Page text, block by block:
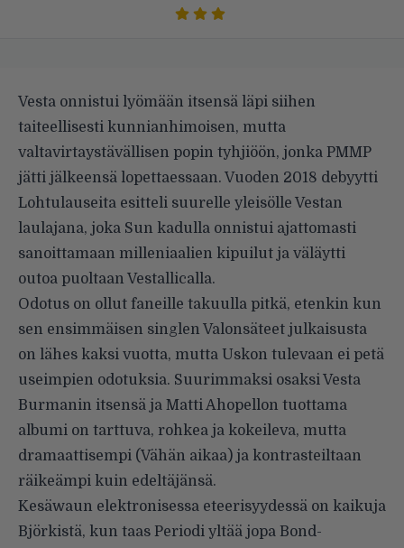
Vesta onnistui lyömään itsensä läpi siihen
taiteellisesti kunnianhimoisen, mutta
valtavirtaystävällisen popin tyhjiöön, jonka PMMP
jätti jälkeensä lopettaessaan. Vuoden 2018 debyytti
Lohtulauseita esitteli suurelle yleisölle Vestan
laulajana, joka Sun kadulla onnistui ajattomasti
sanoittamaan milleniaalien kipuilut ja väläytti
outoa puoltaan Vestallicalla.
Odotus on ollut faneille takuulla pitkä, etenkin kun
sen ensimmäisen singlen Valonsäteet julkaisusta
on lähes kaksi vuotta, mutta Uskon tulevaan ei petä
useimpien odotuksia. Suurimmaksi osaksi Vesta
Burmanin itsensä ja Matti Ahopellon tuottama
albumi on tarttuva, rohkea ja kokeileva, mutta
dramaattisempi (Vähän aikaa) ja kontrasteiltaan
räikeämpi kuin edeltäjänsä.
Kesäwaun elektronisessa eteerisyydessä on kaikuja
Björkistä, kun taas Periodi yltää jopa Bond-